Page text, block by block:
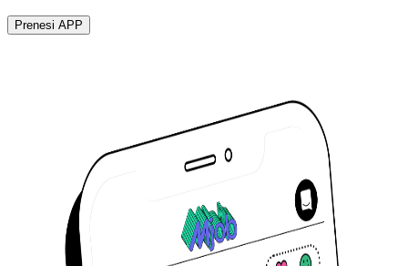
Prenesi APP